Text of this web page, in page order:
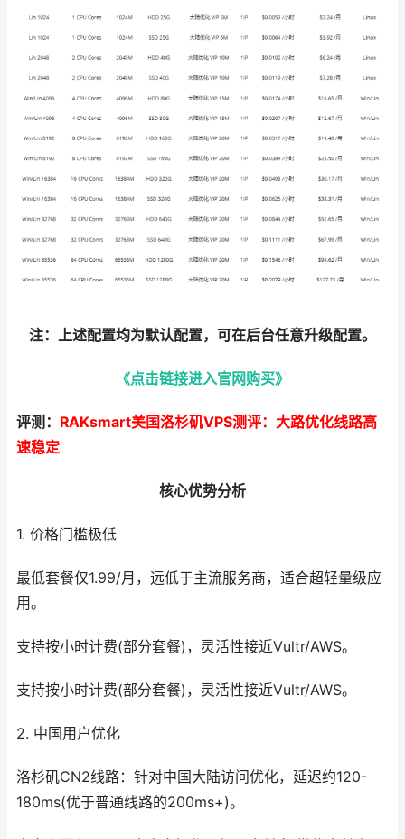
注：上述配置均为默认配置，可在后台任意升级配置。
《点击链接进入官网购买》
评测： RAKsmart美国洛杉矶VPS测评：大路优化线路高
速稳定
核心优势分析
1. 价格门槛极低
最低套餐仅1.99/月，远低于主流服务商，适合超轻量级应
用。
支持按小时计费(部分套餐)，灵活性接近Vultr/AWS。
支持按小时计费(部分套餐)，灵活性接近Vultr/AWS。
2. 中国用户优化
洛杉矶CN2线路：针对中国大陆访问优化，延迟约120-
180ms(优于普通线路的200ms+)。